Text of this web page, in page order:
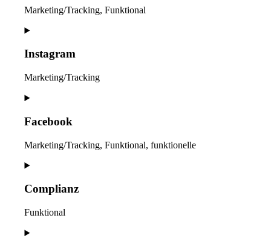
maps
Marketing/Tracking, Funktional
Consent
service
youtube
Instagram
Marketing/Tracking
Consent
service
Facebook
Marketing/Tracking, Funktional, funktionelle
Consent
service
facebook
Complianz
Funktional
Consent